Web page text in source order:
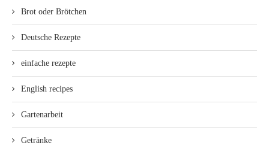
Brot oder Brötchen
Deutsche Rezepte
einfache rezepte
English recipes
Gartenarbeit
Getränke